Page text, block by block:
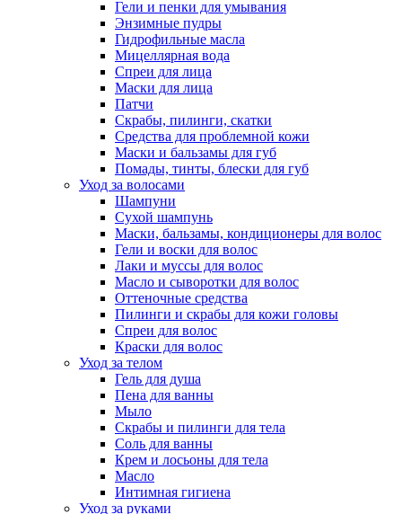
Гели и пенки для умывания
Энзимные пудры
Гидрофильные масла
Мицеллярная вода
Спреи для лица
Маски для лица
Патчи
Скрабы, пилинги, скатки
Средства для проблемной кожи
Маски и бальзамы для губ
Помады, тинты, блески для губ
Уход за волосами
Шампуни
Сухой шампунь
Маски, бальзамы, кондиционеры для волос
Гели и воски для волос
Лаки и муссы для волос
Масло и сыворотки для волос
Оттеночные средства
Пилинги и скрабы для кожи головы
Спреи для волос
Краски для волос
Уход за телом
Гель для душа
Пена для ванны
Мыло
Скрабы и пилинги для тела
Соль для ванны
Крем и лосьоны для тела
Масло
Интимная гигиена
Уход за руками